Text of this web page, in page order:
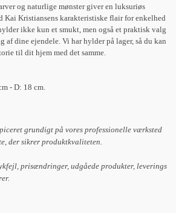
og naturlige mønster giver en luksuriøs
Kai Kristiansens karakteristiske flair for enkelhed
ikke kun et smukt, men også et praktisk valg
dine ejendele. Vi har hylder på lager, så du kan
til dit hjem med det samme.
- D: 18 cm.
grundigt på vores professionelle værksted
der sikrer produktkvaliteten.
prisændringer, udgåede produkter, leverings